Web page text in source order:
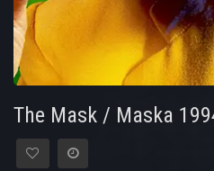
The Mask / Maska